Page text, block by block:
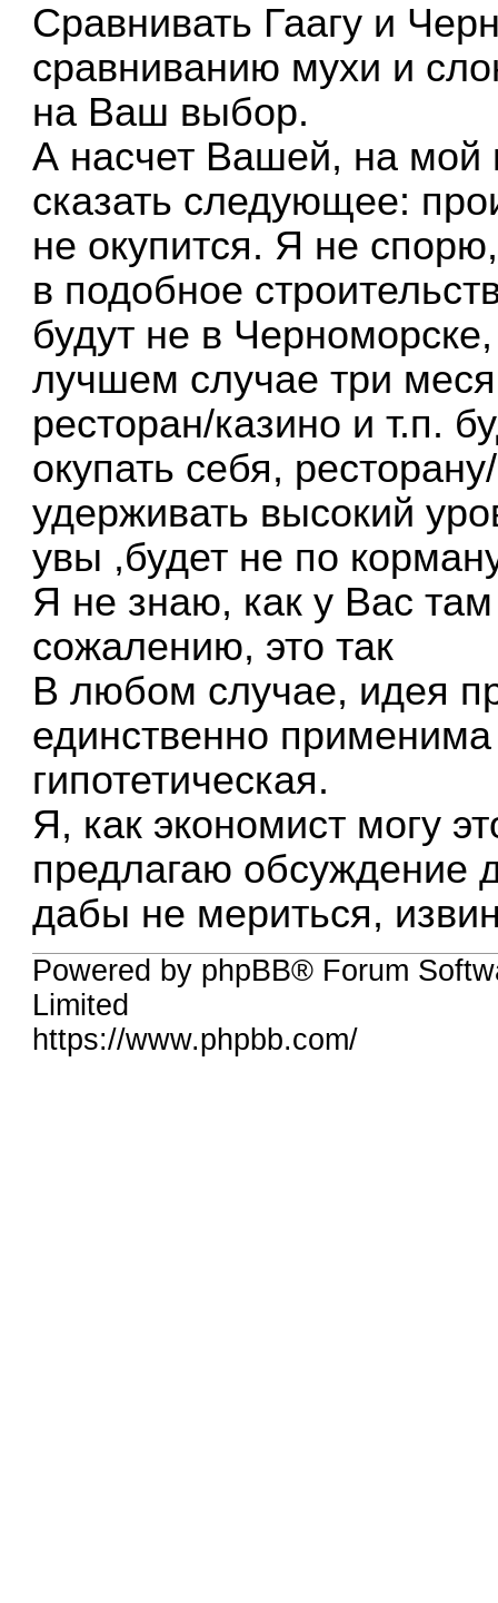
Сравнивать Гаагу и
сравниванию мухи и
на Ваш выбор.
А насчет Вашей, на мой
сказать следующее:
не окупится. Я не
в подобное
будут не в
лучшем случае три
ресторан/казино и т.п.
окупать себя,
удерживать высокий
увы ,будет не по
Я не знаю, как у Вас там
сожалению, это так
В любом случае, идея
единственно
гипотетическая.
Я, как экономист могу
предлагаю обсуждение
дабы не мериться,
Powered by phpBB® Forum
Limited
https://www.phpbb.com/